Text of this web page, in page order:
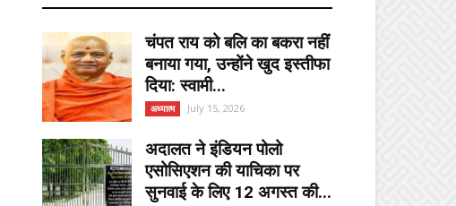
चंपत राय को बलि का बकरा नहीं
बनाया गया, उन्होंने खुद इस्तीफा
दिया: स्वामी...
अध्यात्म July 15, 2026
अदालत ने इंडियन पोलो
एसोसिएशन की याचिका पर
सुनवाई के लिए 12 अगस्त की...